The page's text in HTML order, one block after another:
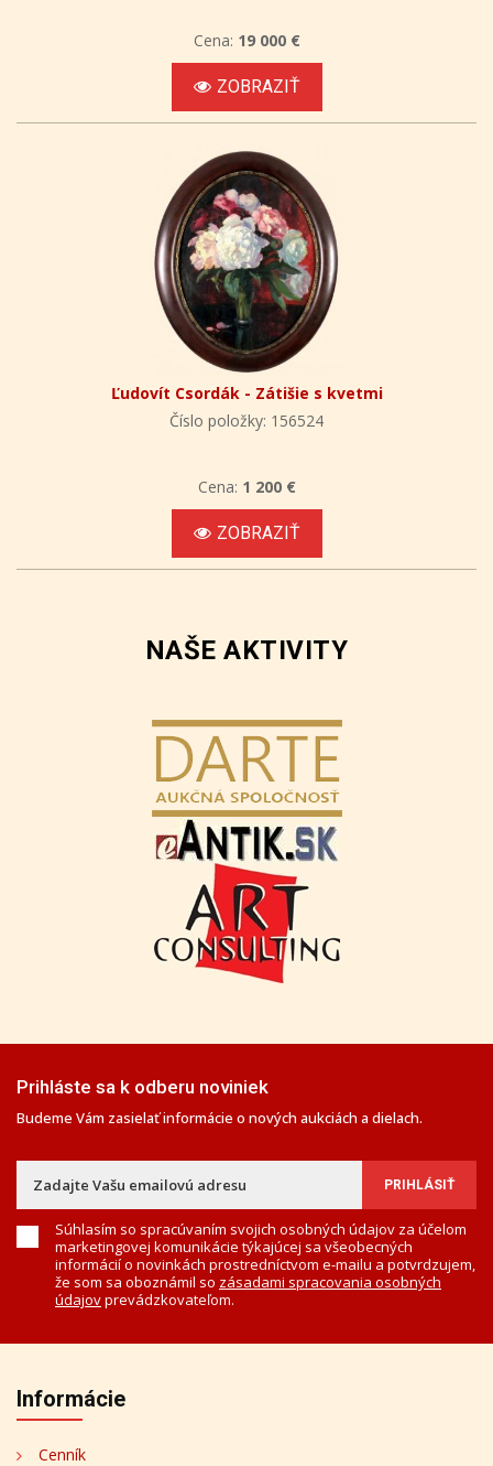
Cena: 19 000 €
ZOBRAZIŤ
Ľudovít Csordák - Zátišie s kvetmi
Číslo položky: 156524
Cena: 1 200 €
ZOBRAZIŤ
NAŠE AKTIVITY
Prihláste sa k odberu noviniek
Budeme Vám zasielať informácie o nových aukciách a dielach.
Súhlasím so spracúvaním svojich osobných údajov za účelom
marketingovej komunikácie týkajúcej sa všeobecných
informácií o novinkách prostredníctvom e-mailu a potvrdzujem,
že som sa oboznámil so zásadami spracovania osobných
údajovprevádzkovateľom.
Informácie
Cenník